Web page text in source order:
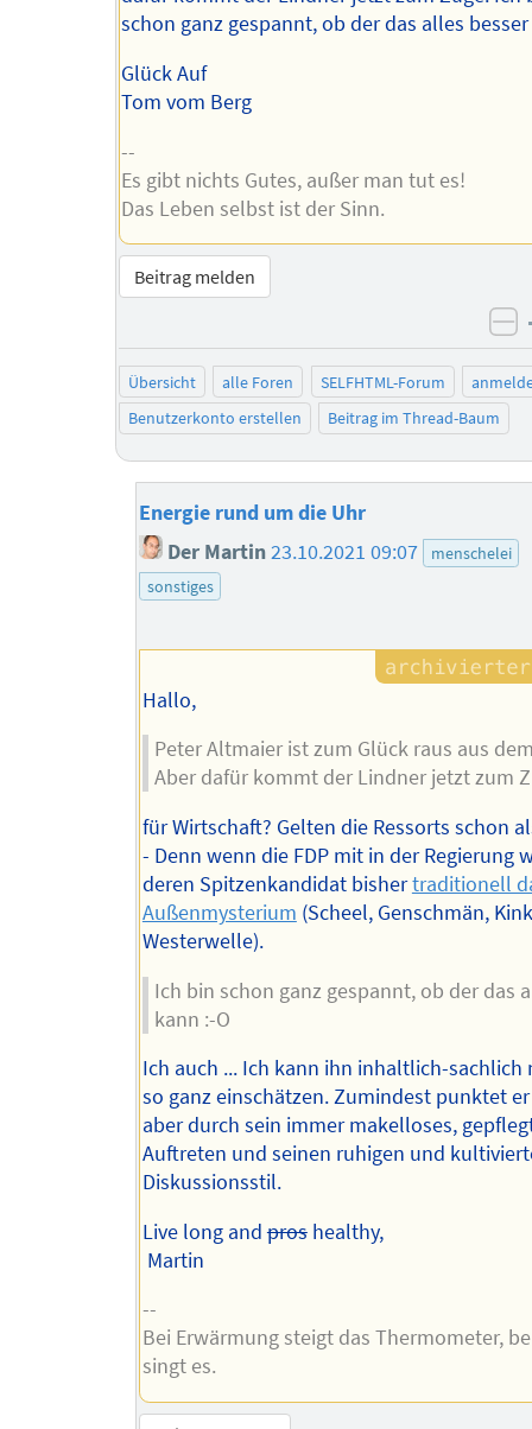
schon ganz gespannt, ob der das alles
Glück Auf
Tom vom Berg
--
Es gibt nichts Gutes, außer man tut es!
Das Leben selbst ist der Sinn.
Beitrag melden
Übersicht alle Foren SELFHTML-Forum
Benutzerkonto erstellen
Beitrag im Thread-Baum
Energie rund um die Uhr
Der Martin23.10.2021 09:07
menschelei
sonstiges
Hallo,
Peter Altmaier ist zum Glück raus aus
Aber dafür kommt der Lindner jetzt zum
für Wirtschaft? Gelten die Ressorts schon
- Denn wenn die FDP mit in der Regierung
deren Spitzenkandidat bishertraditionell
Außenmysterium (Scheel, Genschmän,
Westerwelle).
Ich bin schon ganz gespannt, ob der das
kann :-O
Ich auch ... Ich kann ihn inhaltlich-sachlich
so ganz einschätzen. Zumindest punktet
aber durch sein immer makelloses,
Auftreten und seinen ruhigen und
Diskussionsstil.
Live long andproshealthy,
Martin
--
Bei Erwärmung steigt das Thermometer,
singt es.